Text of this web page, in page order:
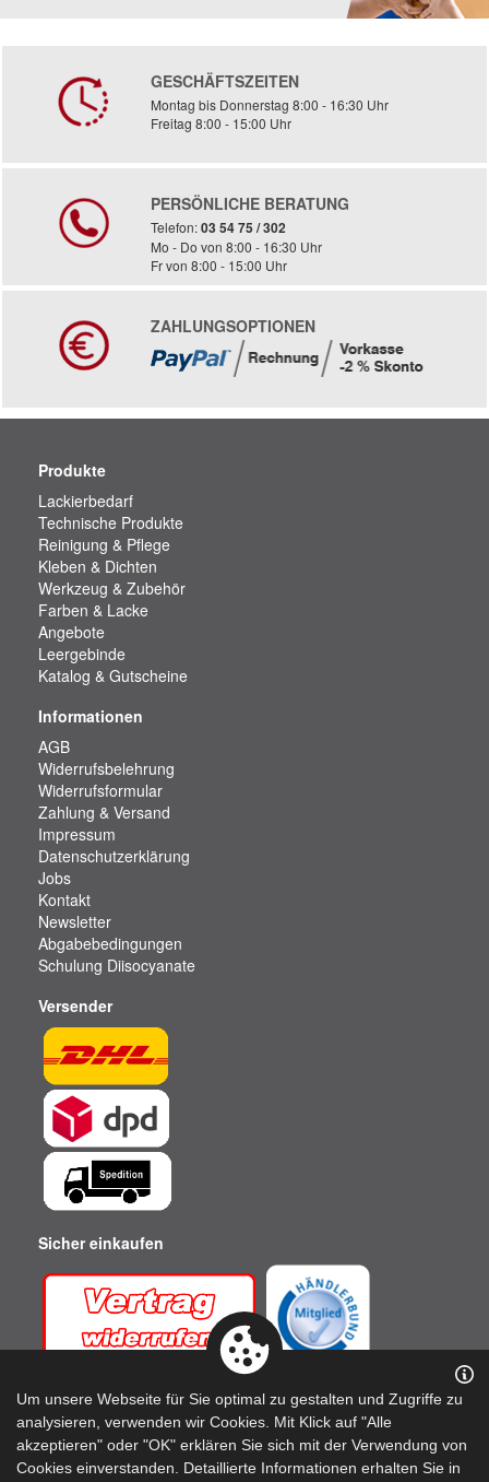
GESCHÄFTSZEITEN
Montag bis Donnerstag 8:00 - 16:30 Uhr
Freitag 8:00 - 15:00 Uhr
PERSÖNLICHE BERATUNG
Telefon:03 54 75 / 302
Mo - Do von 8:00 - 16:30 Uhr
Fr von 8:00 - 15:00 Uhr
ZAHLUNGSOPTIONEN
Produkte
Lackierbedarf
Technische Produkte
Reinigung & Pflege
Kleben & Dichten
Werkzeug & Zubehör
Farben & Lacke
Angebote
Leergebinde
Katalog & Gutscheine
Informationen
AGB
Widerrufsbelehrung
Widerrufsformular
Zahlung & Versand
Impressum
Datenschutzerklärung
Jobs
Kontakt
Newsletter
Abgabebedingungen
Schulung Diisocyanate
Versender
Sicher einkaufen
Um unsere Webseite für Sie optimal zu gestalten und Zugriffe zu
analysieren, verwenden wir Cookies. Mit Klick auf "Alle
akzeptieren" oder "OK" erklären Sie sich mit der Verwendung von
Cookies einverstanden. Detaillierte Informationen erhalten Sie in